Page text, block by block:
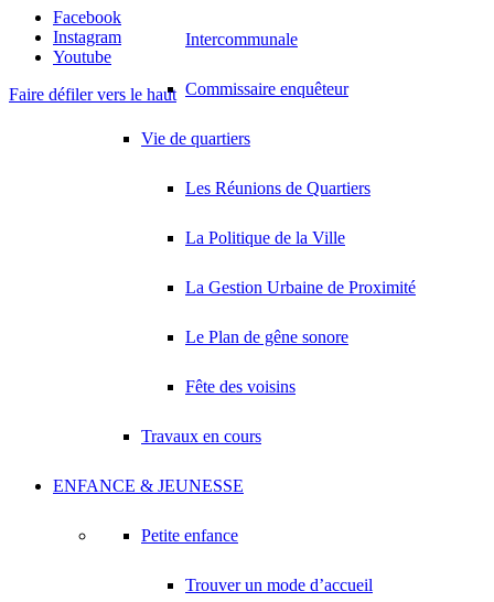
Intercommunale
Commissaire enquêteur
Vie de quartiers
Les Réunions de Quartiers
La Politique de la Ville
La Gestion Urbaine de Proximité
Le Plan de gêne sonore
Fête des voisins
Travaux en cours
ENFANCE & JEUNESSE
Petite enfance
Trouver un mode d’accueil
Facebook
Instagram
Youtube
Faire défiler vers le haut